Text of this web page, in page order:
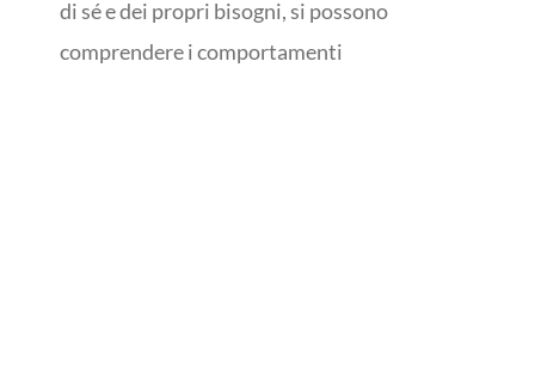
di sé e dei propri bisogni, si possono
comprendere i comportamenti